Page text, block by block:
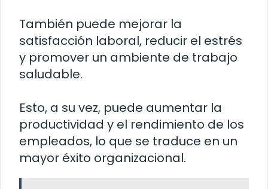
También puede mejorar la
satisfacción laboral, reducir el estrés
y promover un ambiente de trabajo
saludable.
Esto, a su vez, puede aumentar la
productividad y el rendimiento de los
empleados, lo que se traduce en un
mayor éxito organizacional.